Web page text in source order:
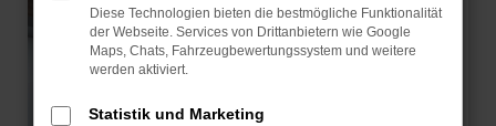
Diese Technologien bieten die bestmögliche Funktionalität
der Webseite. Services von Drittanbietern wie Google
Maps, Chats, Fahrzeugbewertungssystem und weitere
werden aktiviert.
Statistik und Marketing